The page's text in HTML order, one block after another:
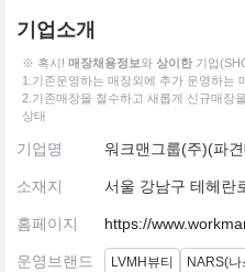
기업소개
※ 혹시! 매장채용정보와 상이한 기업
1.기존운영하는 매장외에 추가 운영하는
2.기존매장을 철수하고 새롭게 신규매장
상태
기업명 워크맨그룹(주)(파
소재지 서울 강남구 테헤란
홈페이지 https://
운영브랜드 LVMH뷰티 NARS(나